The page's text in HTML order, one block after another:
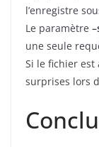
l’enregistre
Le paramètre
une seule
Si le fichier est
surprises lors